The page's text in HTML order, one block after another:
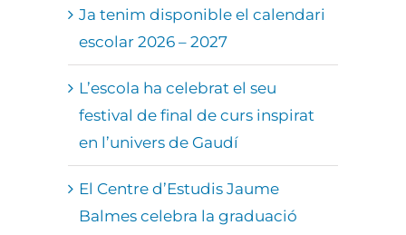
Ja tenim disponible el calendari
escolar 2026 – 2027
L’escola ha celebrat el seu
festival de final de curs inspirat
en l’univers de Gaudí
El Centre d’Estudis Jaume
Balmes celebra la graduació